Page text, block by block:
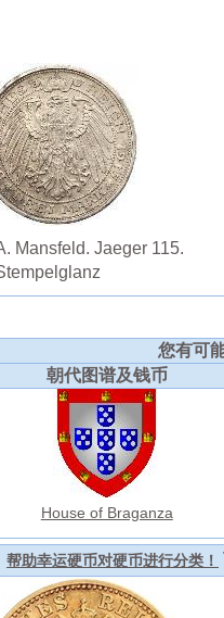
Mansfeld. Jaeger 115.
您有可
朝代图谱及钱币
House of Braganza
帮助幸运硬币对硬币进行分类！